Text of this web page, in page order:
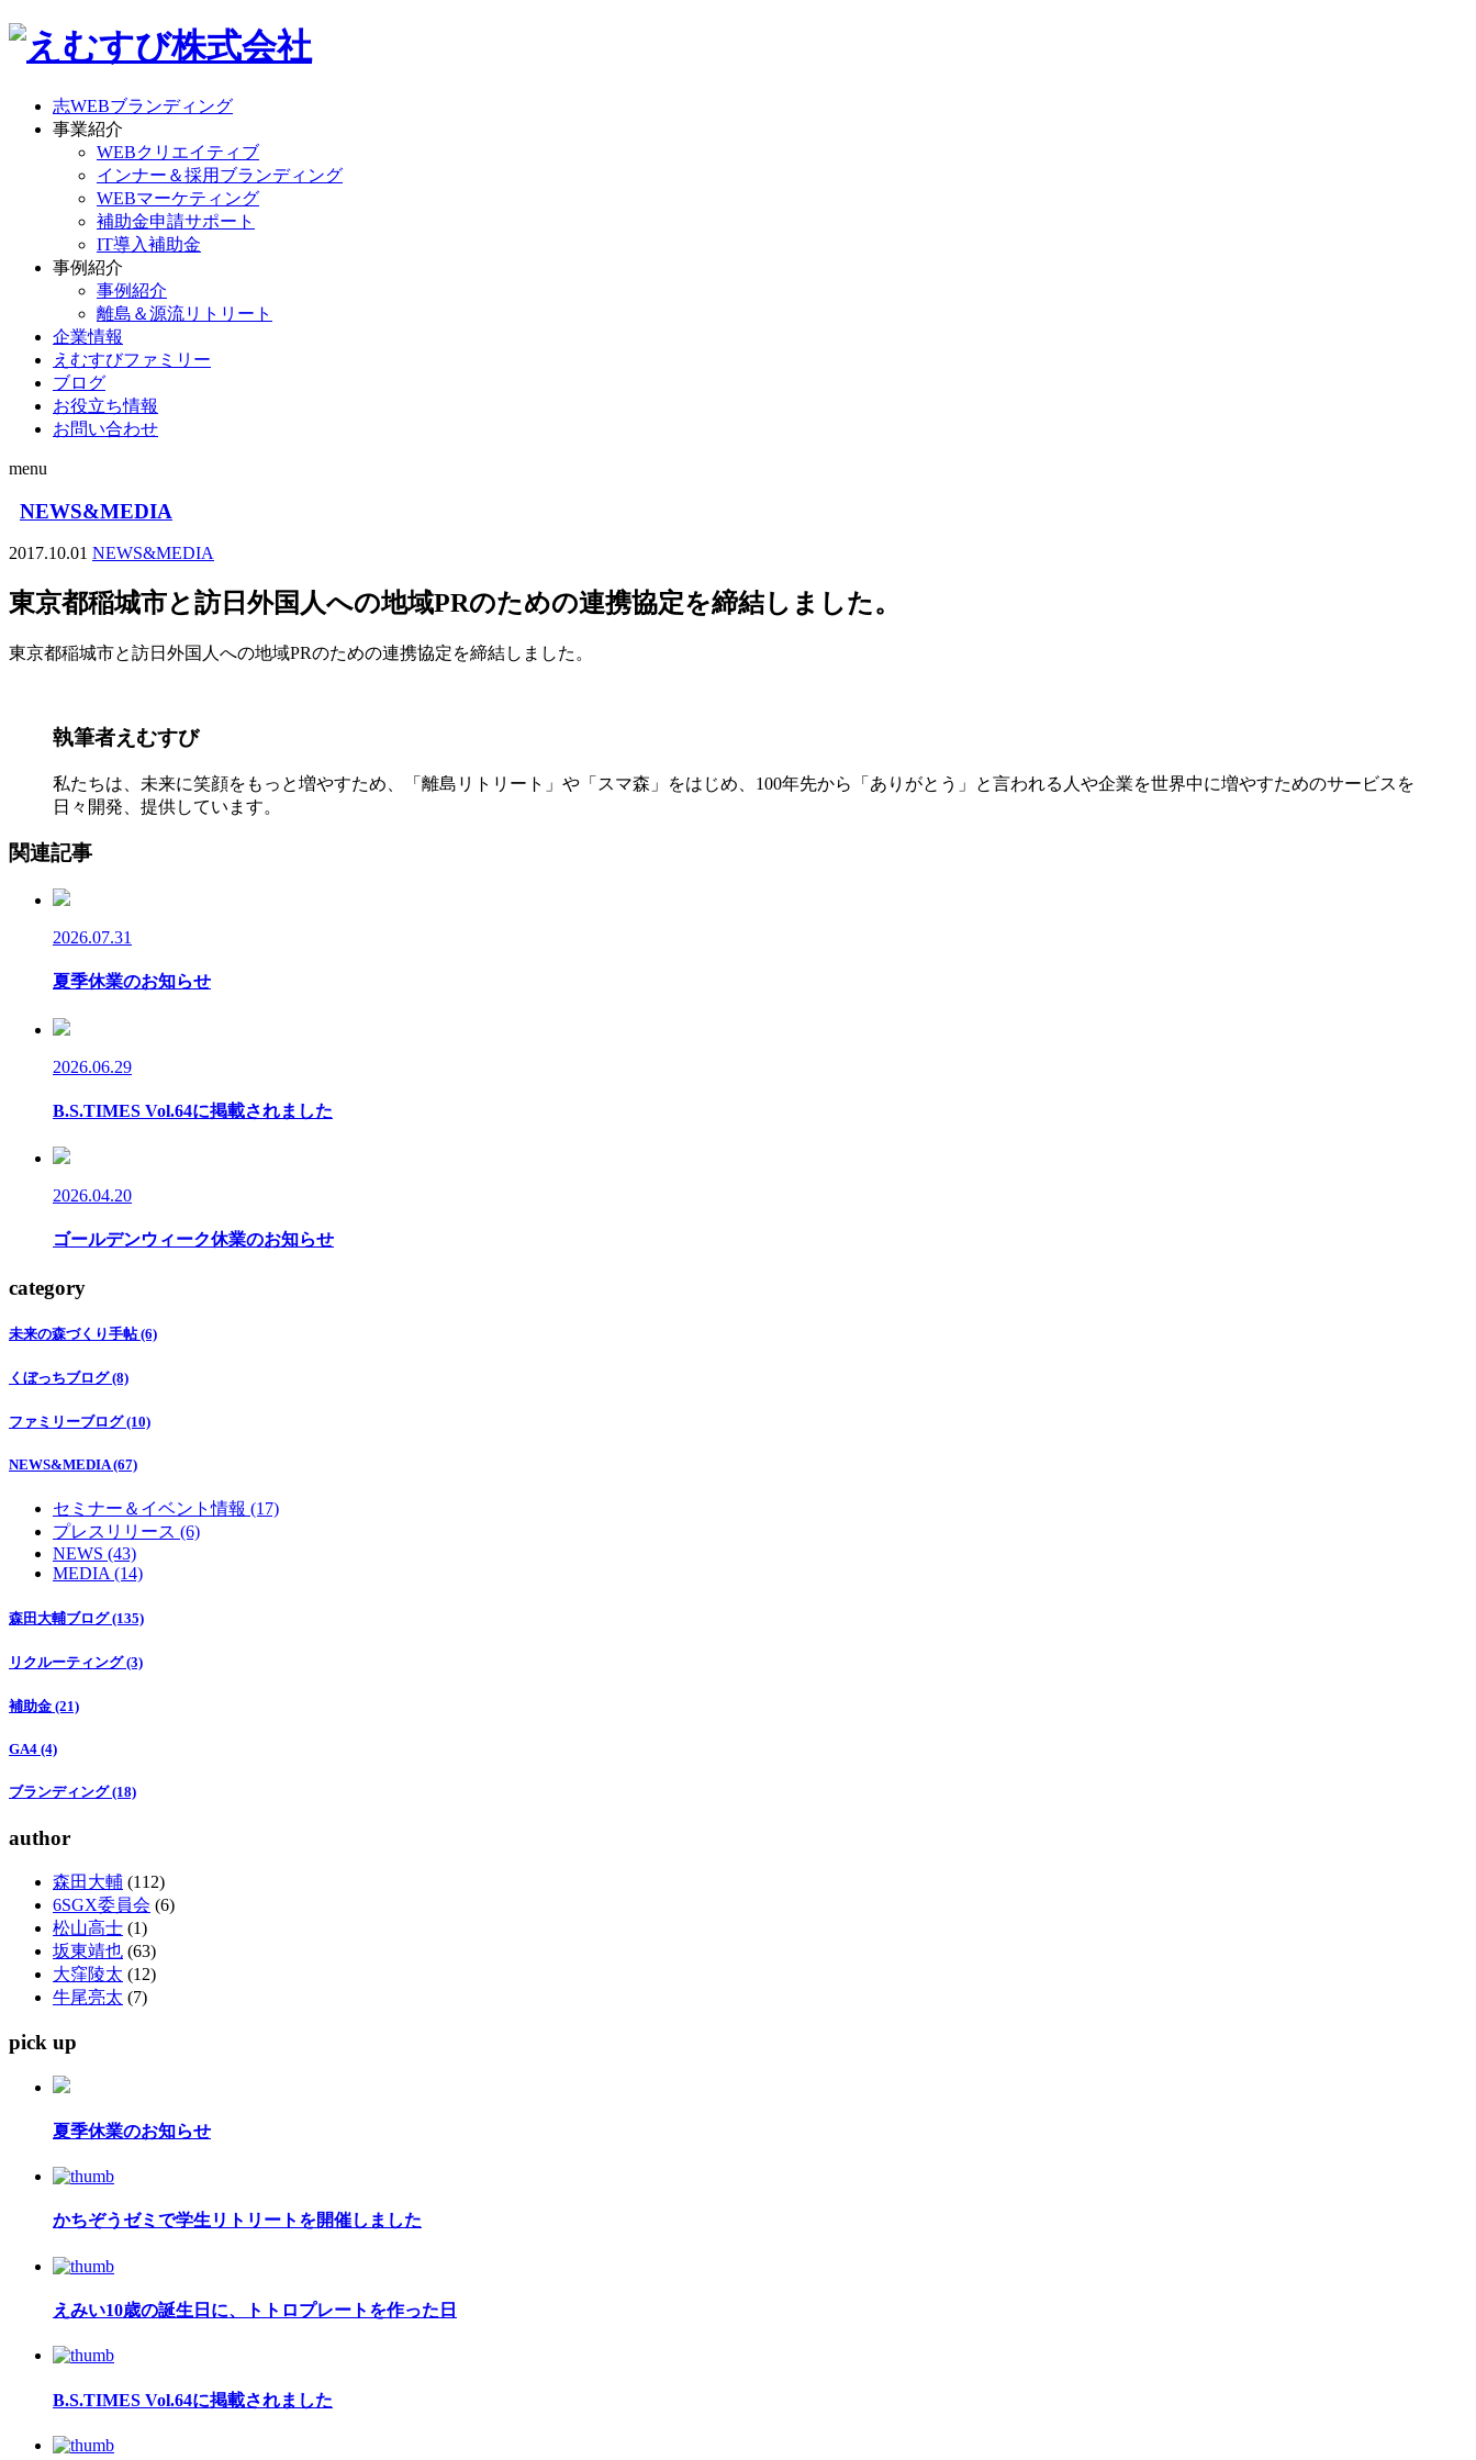
志WEBブランディング
事業紹介
WEBクリエイティブ
インナー＆採用ブランディング
WEBマーケティング
補助金申請サポート
IT導入補助金
事例紹介
事例紹介
離島＆源流リトリート
企業情報
えむすびファミリー
ブログ
お役立ち情報
お問い合わせ
menu
NEWS&MEDIA
2017.10.01 NEWS&MEDIA
東京都稲城市と訪日外国人への地域PRのための連携協定を締結しました。
東京都稲城市と訪日外国人への地域PRのための連携協定を締結しました。
執筆者えむすび
私たちは、未来に笑顔をもっと増やすため、「離島リトリート」や「スマ森」をはじめ、100年先から「ありがとう」と言われる人や企業を世界中に増やすためのサービスを
日々開発、提供しています。
関連記事
2026.07.31
夏季休業のお知らせ
2026.06.29
B.S.TIMES Vol.64に掲載されました
2026.04.20
ゴールデンウィーク休業のお知らせ
category
未来の森づくり手帖 (6)
くぼっちブログ (8)
ファミリーブログ (10)
NEWS&MEDIA (67)
セミナー＆イベント情報 (17)
プレスリリース (6)
NEWS (43)
MEDIA (14)
森田大輔ブログ (135)
リクルーティング (3)
補助金 (21)
GA4 (4)
ブランディング (18)
author
森田大輔 (112)
6SGX委員会 (6)
松山高士 (1)
坂東靖也 (63)
大窪陵太 (12)
牛尾亮太 (7)
pick up
夏季休業のお知らせ
かちぞうゼミで学生リトリートを開催しました
えみい10歳の誕生日に、トトロプレートを作った日
B.S.TIMES Vol.64に掲載されました